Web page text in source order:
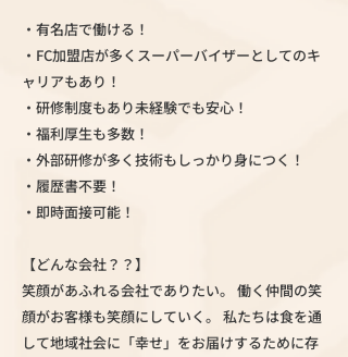
・有名店で働ける！
・FC加盟店が多くスーパーバイザーとしてのキ
ャリアもあり！
・研修制度もあり未経験でも安心！
・福利厚生も多数！
・外部研修が多く技術もしっかり身につく！
・履歴書不要！
・即時面接可能！
【どんな会社？？】
笑顔があふれる会社でありたい。 働く仲間の笑
顔がお客様も笑顔にしていく。 私たちは食を通
して地域社会に「幸せ」をお届けするために存